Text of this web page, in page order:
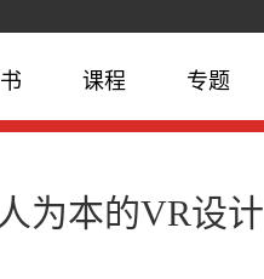
课程 专题
为本的VR设计